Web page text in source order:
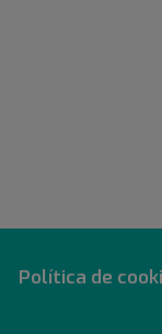
Política de